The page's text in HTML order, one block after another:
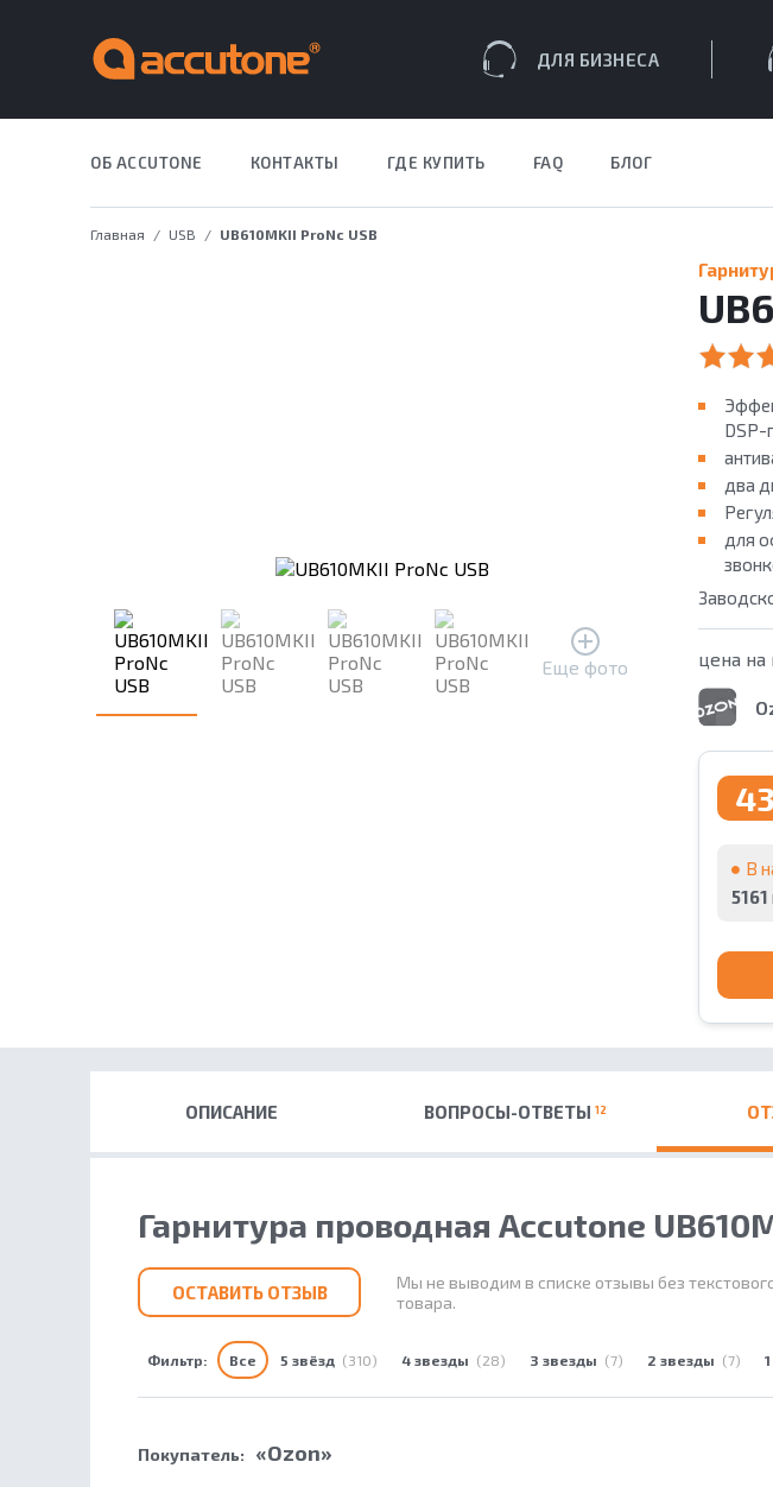
ДЛЯ БИЗНЕСА
Поиск по сайту
Избранное
Корзина
ОБ ACCUTONE КОНТАКТЫ ГДЕ КУПИТЬ FAQ БЛОГ
Всплывающее меню
Навигация по сайту
Главная USB UB610MKII ProNс USB
Еще фото
DSP-
два
для
цена
В
5161
ОПИСАНИЕ ВОПРОСЫ-ОТВЕТЫ 12
Гарнитура проводная Accutone
ОСТАВИТЬ ОТЗЫВ
Мы не выводим в списке отзывы без
товара.
Фильтр: Все 5 звёзд (310) 4 звезды (28) 3 звезды (7) 2 звезды (7)
Покупатель: «Ozon»